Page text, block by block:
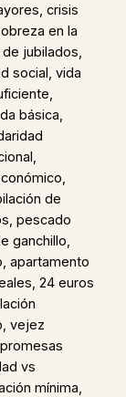
crisis
en la
jubilados,
social, vida
básica,
de
pescado
ganchillo,
apartamento
24 euros
vejez
vs
mínima,